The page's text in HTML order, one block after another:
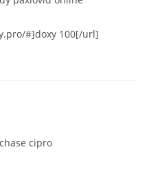
#]doxy 100[/url]
cipro